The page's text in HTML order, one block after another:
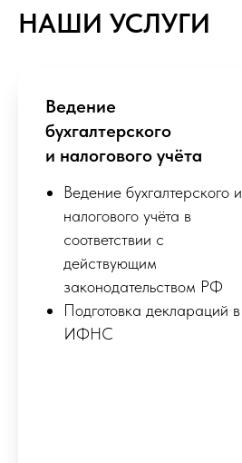
НАШИ УСЛУГИ
Ведение
бухгалтерского
и налогового учёта
Ведение бухгалтерского и
налогового учёта в
соответствии с
действующим
законодательством РФ
Подготовка деклараций в
ИФНС